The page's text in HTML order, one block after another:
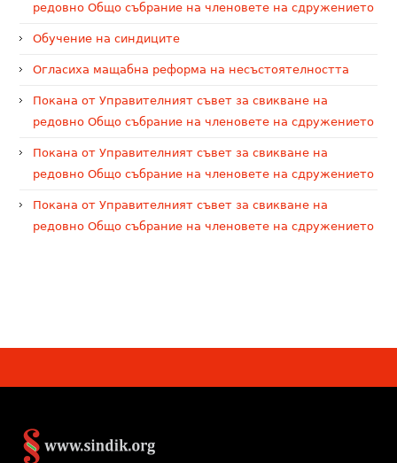
редовно Общо събрание на членовете на сдружението
Обучение на синдиците
Огласиха мащабна реформа на несъстоятелността
Покана от Управителният съвет за свикване на
редовно Общо събрание на членовете на сдружението
Покана от Управителният съвет за свикване на
редовно Общо събрание на членовете на сдружението
Покана от Управителният съвет за свикване на
редовно Общо събрание на членовете на сдружението